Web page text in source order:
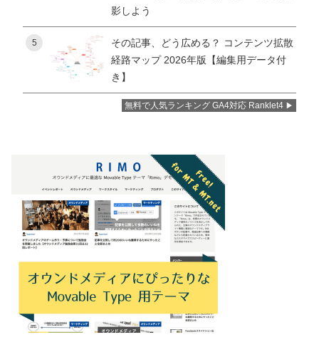
影しよう
5
その記事、どう広める？ コンテンツ拡散
経路マップ 2026年版【編集用データ付
き】
無料で人気ランキング GA4対応 Ranklet4